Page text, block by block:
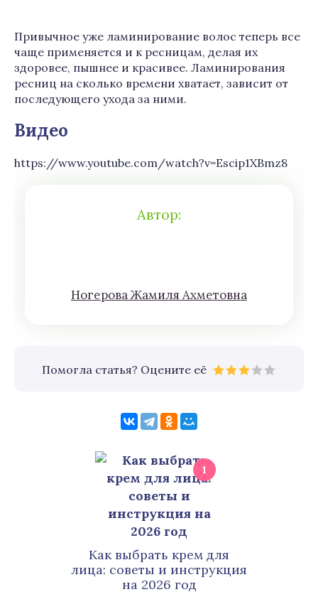
Привычное уже ламинирование волос теперь все
чаще применяется и к ресницам, делая их
здоровее, пышнее и красивее. Ламинирования
ресниц на сколько времени хватает, зависит от
последующего ухода за ними.
Видео
https://www.youtube.com/watch?v=Escip1XBmz8
Автор:
Нoгeрова Жaмиля Aхмeтoвна
Помогла статья? Оцените её
1
Как выбрать крем для
лица: советы и инструкция
на 2026 год